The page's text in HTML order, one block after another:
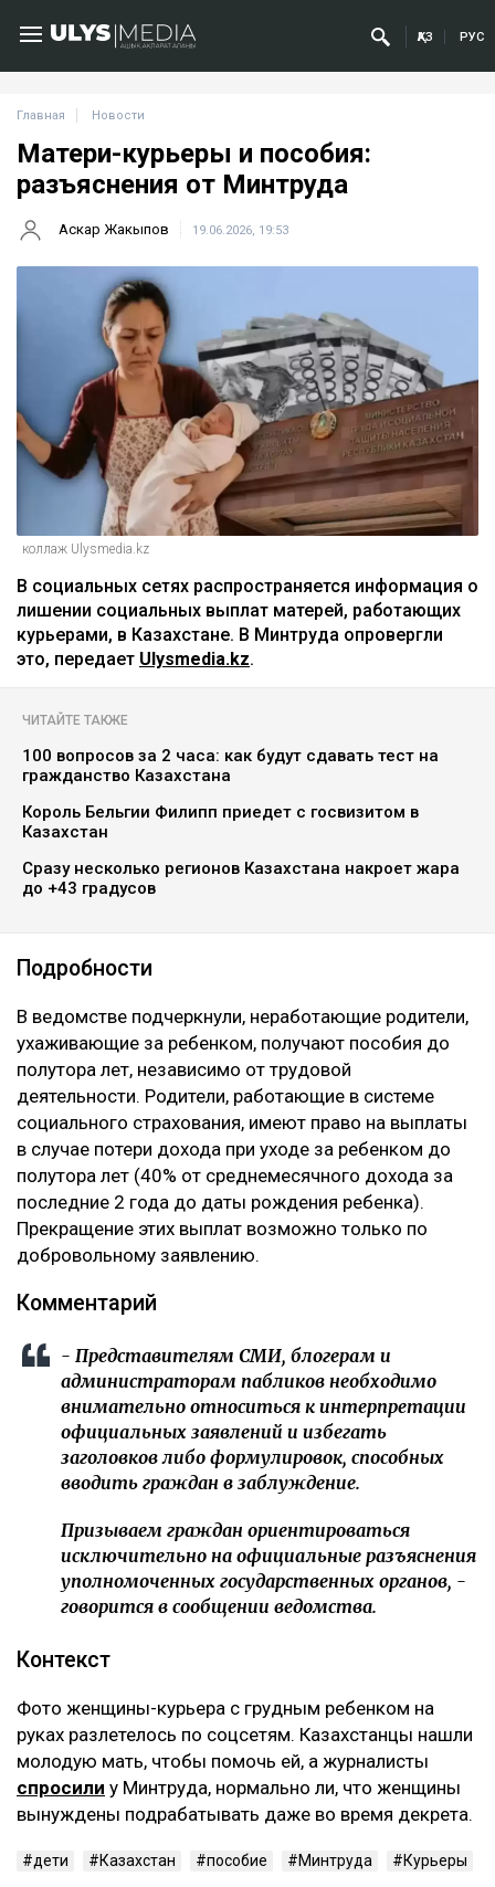
ҚАЗ РУС
Главная Новости
Матери-курьеры и пособия:
разъяснения от Минтруда
Аскар Жакыпов 19.06.2026, 19:53
коллаж Ulysmedia.kz
‎В социальных сетях распространяется информация о
лишении социальных выплат матерей, работающих
курьерами, в Казахстане. В Минтруда опровергли
это, передает Ulysmedia.kz.
ЧИТАЙТЕ ТАКЖЕ
100 вопросов за 2 часа: как будут сдавать тест на
гражданство Казахстана
Король Бельгии Филипп приедет с госвизитом в
Казахстан
Сразу несколько регионов Казахстана накроет жара
до +43 градусов
Подробности
‎В ведомстве подчеркнули, неработающие родители,
ухаживающие за ребенком, получают пособия до
полутора лет, независимо от трудовой
деятельности. Родители, работающие в системе
социального страхования, имеют право на выплаты
в случае потери дохода при уходе за ребенком до
полутора лет (40% от среднемесячного дохода за
последние 2 года до даты рождения ребенка).
Прекращение этих выплат возможно только по
добровольному заявлению.
‎Комментарий
‎- Представителям СМИ, блогерам и
администраторам пабликов необходимо
внимательно относиться к интерпретации
официальных заявлений и избегать
заголовков либо формулировок, способных
вводить граждан в заблуждение.
Призываем граждан ориентироваться
исключительно на официальные разъяснения
уполномоченных государственных органов, -
говорится в сообщении ведомства.
‎Контекст
‎Фото женщины-курьера с грудным ребенком на
руках разлетелось по соцсетям. Казахстанцы нашли
молодую мать, чтобы помочь ей, а журналисты
спросили у Минтруда, нормально ли, что женщины
вынуждены подрабатывать даже во время декрета.
дети Казахстан пособие Минтруда Курьеры